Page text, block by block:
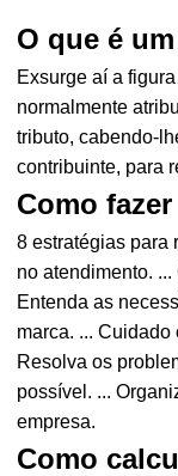
O que é
Exsurge aí a
normalmente
tributo, cabendo-
contribuinte, para
Como
8 estratégias para
no atendimento.
Entenda as
marca. ... Cuidado
Resolva os
possível. ...
empresa.
Como